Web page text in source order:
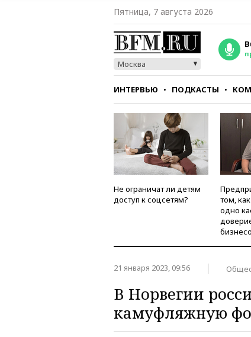
Пятница, 7 августа 2026
Москва
ИНТЕРВЬЮ ПОДКАСТЫ
СТИЛЬ ТЕСТЫ
Не ограничат ли детям
доступ к соцсетям?
том,
одно
21 января 2023, 09:56
В Норвегии
камуфляжную